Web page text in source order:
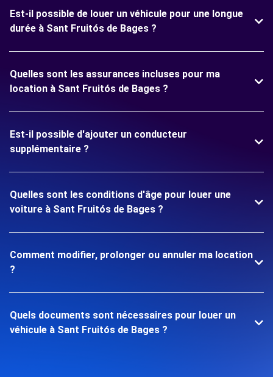
Est-il possible de louer un véhicule pour une longue
durée à Sant Fruitós de Bages ?
Quelles sont les assurances incluses pour ma
location à Sant Fruitós de Bages ?
Est-il possible d'ajouter un conducteur
supplémentaire ?
Quelles sont les conditions d'âge pour louer une
voiture à Sant Fruitós de Bages ?
Comment modifier, prolonger ou annuler ma location
?
Quels documents sont nécessaires pour louer un
véhicule à Sant Fruitós de Bages ?